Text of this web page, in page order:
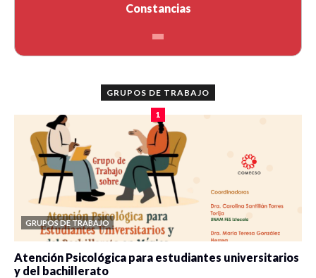
Constancias
GRUPOS DE TRABAJO
1
GRUPOS DE TRABAJO
Atención Psicológica para estudiantes universitarios
y del bachillerato